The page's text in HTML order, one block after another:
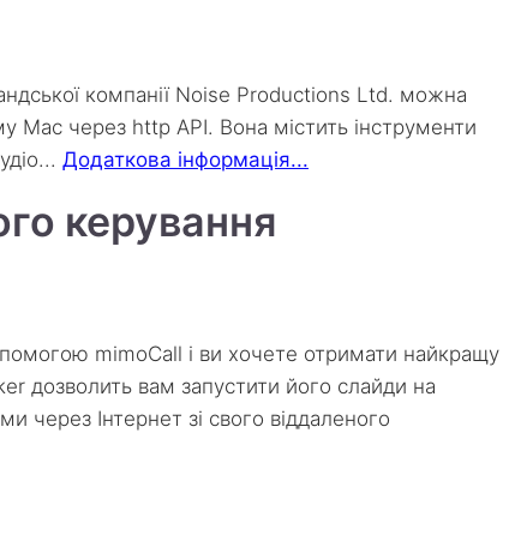
компанії Noise Productions Ltd. можна
Mac через http API. Вона містить інструменти
Додаткова інформація...
керування
mimoCall і ви хочете отримати найкращу
дозволить вам запустити його слайди на
через Інтернет зі свого віддаленого